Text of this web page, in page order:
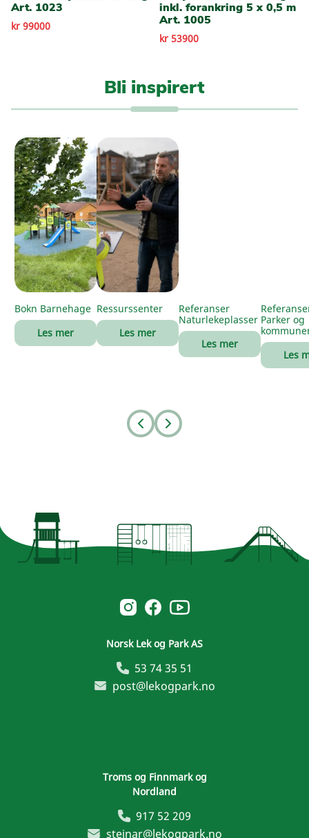
Art. 1023
kr 99000
inkl. forankring 5 x 0,5 m
Art. 1005
kr 53900
Bli inspirert
Bokn Barnehage
Les mer
Ressurssenter
Les mer
Referanser
Naturlekeplasser
Les mer
Parker og
Les
Prev Next
Norsk Leg & Park instagram
Norsk Leg & Park facebook
Norsk Leg & Park youtube
Norsk Lek og Park AS
53 74 35 51
post@lekogpark.no
Troms og Finnmark og
Nordland
917 52 209
steinar@lekogpark.no